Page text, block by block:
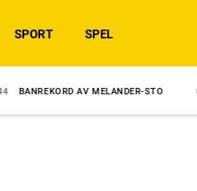
SPORT SPEL
AV MELANDER-STO 6/8 SVENSK